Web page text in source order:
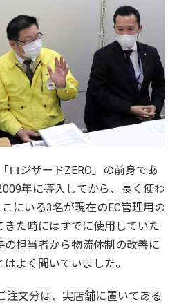
ロジザードZERO」の前身であ
年に導入してから、長く使わ
にいる3名が現在のEC管理用の
た時にはすでに使用していた
担当者から物流体制の改善に
よく聞いていました。
注文分は、実店舗に置いてある